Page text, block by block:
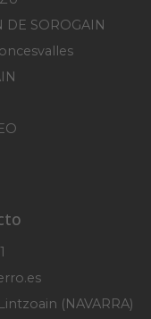
DE SOROGAIN
(NAVARRA)